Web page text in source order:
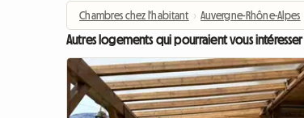
Chambres chez l'habitant › Auvergne-Rhône-Alpes
Autres logements qui pourraient vous intéresser